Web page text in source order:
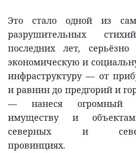
Это стало одной из
разрушительных
последних лет,
экономическую и
инфраструктуру — от
и равнин до предгорий и
— нанеся огромный
имуществу и
северных и северо-
провинциях.